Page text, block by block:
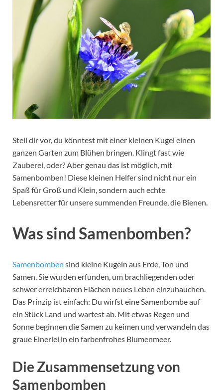
Stell dir vor, du könntest mit einer kleinen Kugel einen
ganzen Garten zum Blühen bringen. Klingt fast wie
Zauberei, oder? Aber genau das ist möglich, mit
Samenbomben! Diese kleinen Helfer sind nicht nur ein
Spaß für Groß und Klein, sondern auch echte
Lebensretter für unsere summenden Freunde, die Bienen.
Was sind Samenbomben?
Samenbomben sind kleine Kugeln aus Erde, Ton und
Samen. Sie wurden erfunden, um brachliegenden oder
schwer erreichbaren Flächen neues Leben einzuhauchen.
Das Prinzip ist einfach: Du wirfst eine Samenbombe auf
ein Stück Land und wartest ab. Mit etwas Regen und
Sonne beginnen die Samen zu keimen und verwandeln das
graue Einerlei in ein farbenfrohes Blumenmeer.
Die Zusammensetzung von
Samenbomben